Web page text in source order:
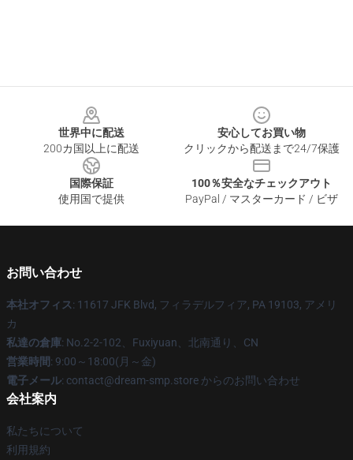
世界中に配送
200カ国以上に配送
安心してお買い物
クリックから配送まで24/7保護
国際保証
使用国で提供
100％安全なチェックアウト
PayPal / マスターカード / ビザ
お問い合わせ
本社オフィス: 11617 JFK Blvd, フィラデルフィア, PA 19103, アメリ
カ
私達の倉庫: No.2-2-102、Fuxiyuan、北南通り、CN
営業時間: 9:00～18:00(月～金)
電子メール: contact@dream-smp.store からのお問い合わせ
会社案内
私たちについて
利用規約